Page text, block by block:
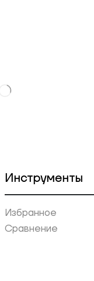
Инструменты
Избранное
Сравнение